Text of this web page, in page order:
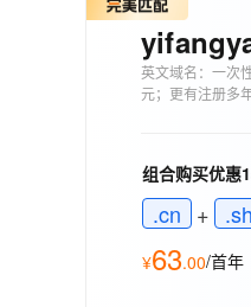
英文域名：一次
元；更有注册多
组合购买优惠
.cn +
¥63.00/首年